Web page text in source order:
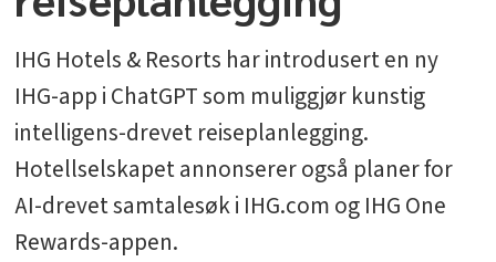
IHG Hotels & Resorts har introdusert en ny
IHG-app i ChatGPT som muliggjør kunstig
intelligens-drevet reiseplanlegging.
Hotellselskapet annonserer også planer for
AI-drevet samtalesøk i IHG.com og IHG One
Rewards-appen.